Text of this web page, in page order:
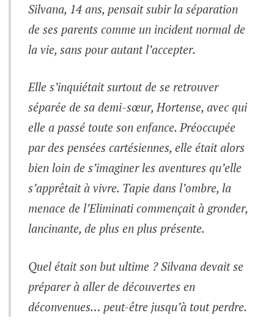
Silvana, 14 ans, pensait subir la séparation
de ses parents comme un incident normal de
la vie, sans pour autant l’accepter.
Elle s’inquiétait surtout de se retrouver
séparée de sa demi-sœur, Hortense, avec qui
elle a passé toute son enfance. Préoccupée
par des pensées cartésiennes, elle était alors
bien loin de s’imaginer les aventures qu’elle
s’apprêtait à vivre. Tapie dans l’ombre, la
menace de l’Eliminati commençait à gronder,
lancinante, de plus en plus présente.
Quel était son but ultime ? Silvana devait se
préparer à aller de découvertes en
déconvenues… peut-être jusqu’à tout perdre.